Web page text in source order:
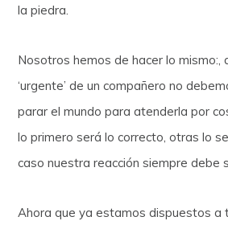
la piedra.
Nosotros hemos de hacer lo mismo:,
‘urgente’ de un compañero no
parar el mundo para atenderla por
lo primero será lo correcto, otras lo
caso nuestra reacción siempre debe
Ahora que ya estamos dispuestos a